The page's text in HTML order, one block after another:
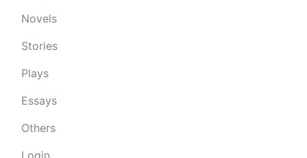
Novels
Stories
Plays
Essays
Others
Login